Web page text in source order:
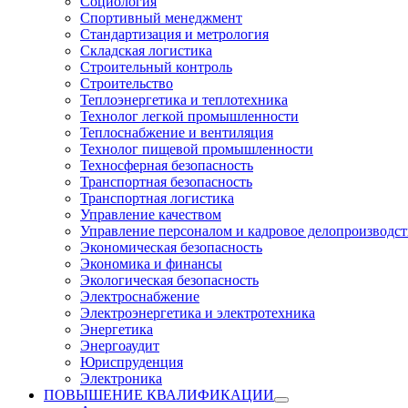
Спортивный менеджмент
Стандартизация и метрология
Складская логистика
Строительный контроль
Строительство
Теплоэнергетика и теплотехника
Технолог легкой промышленности
Теплоснабжение и вентиляция
Технолог пищевой промышленности
Техносферная безопасность
Транспортная безопасность
Транспортная логистика
Управление качеством
Управление персоналом и кадровое
Экономическая безопасность
Экономика и финансы
Экологическая безопасность
Электроснабжение
Электроэнергетика и электротехника
Энергетика
Энергоаудит
Юриспруденция
Электроника
ПОВЫШЕНИЕ КВАЛИФИКАЦИИ